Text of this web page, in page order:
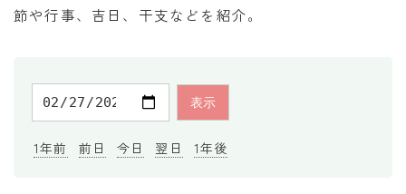
五節句
二十四節気
節や行事、吉日、干支などを紹介。
1年前 前日 今日 翌日 1年後